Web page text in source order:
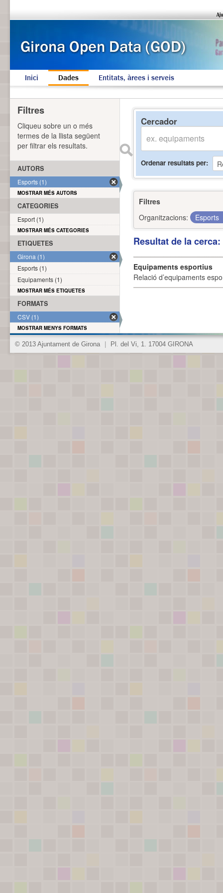
Inici Dades Entitats, àrees i serveis
Cercador
Ordenar resultats per
Filtres
Organitzacions:
Esports
Resultat de la
Equipaments esportius
Relació d’equipaments
Filtres
Cliqueu sobre un o més
termes de la llista següent
per filtrar els resultats.
AUTORS
Esports (1)
MOSTRAR MÉS AUTORS
CATEGORIES
Esport (1)
MOSTRAR MÉS CATEGORIES
ETIQUETES
Girona (1)
Esports (1)
Equipaments (1)
MOSTRAR MÉS ETIQUETES
FORMATS
CSV (1)
MOSTRAR MENYS FORMATS
© 2013 Ajuntament de Girona Pl. del Vi, 1. 17004 GIRONA